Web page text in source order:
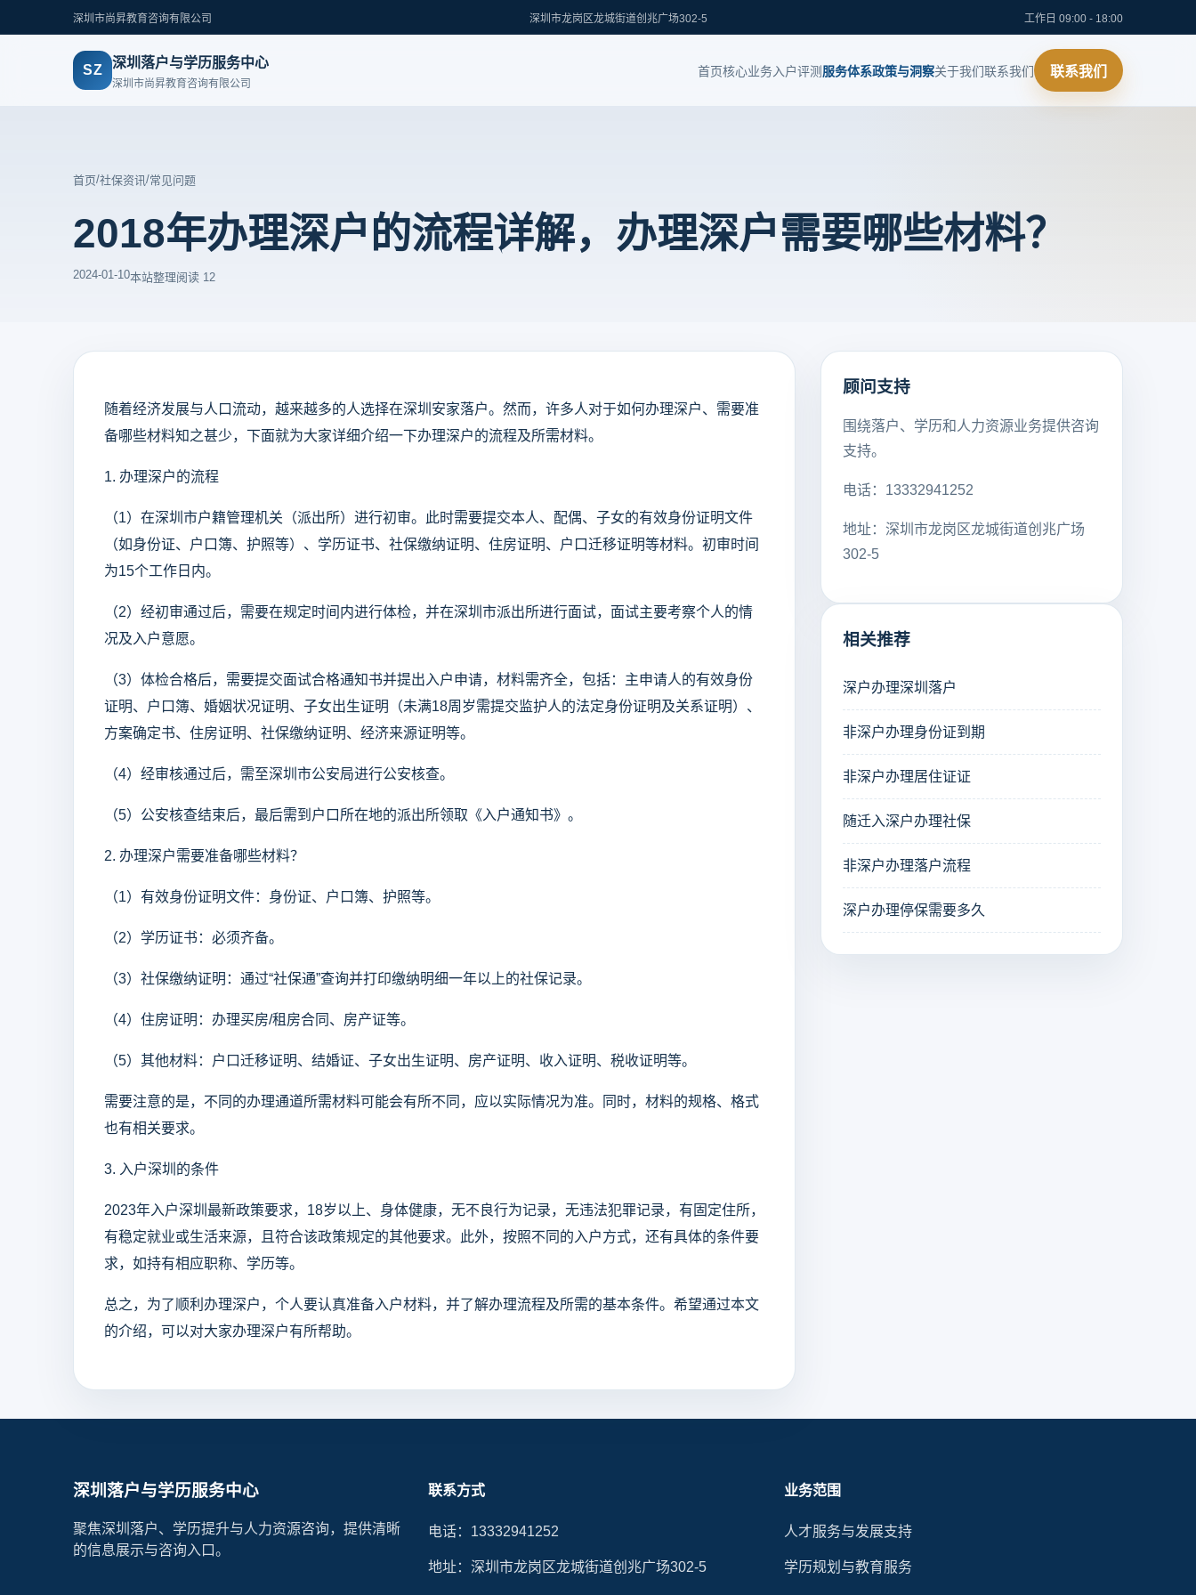
深圳市尚昇教育咨询有限公司 深圳市龙岗区龙城街道创兆广场302-5 工作日 09:00 - 18:00
SZ 深圳落户与学历服务中心
深圳市尚昇教育咨询有限公司
首页核心业务入户评测 服务体系政策与洞察关于我们联系我们 联系我们
首页/社保资讯/常见问题
2018年办理深户的流程详解，办理深户需要哪些材料？
2024-01-10本站整理阅读 12
随着经济发展与人口流动，越来越多的人选择在深圳安家落户。然而，许多人对于如何办理深户、需要准
备哪些材料知之甚少，下面就为大家详细介绍一下办理深户的流程及所需材料。
1. 办理深户的流程
（1）在深圳市户籍管理机关（派出所）进行初审。此时需要提交本人、配偶、子女的有效身份证明文件
（如身份证、户口簿、护照等）、学历证书、社保缴纳证明、住房证明、户口迁移证明等材料。初审时间
为15个工作日内。
（2）经初审通过后，需要在规定时间内进行体检，并在深圳市派出所进行面试，面试主要考察个人的情
况及入户意愿。
（3）体检合格后，需要提交面试合格通知书并提出入户申请，材料需齐全，包括：主申请人的有效身份
证明、户口簿、婚姻状况证明、子女出生证明（未满18周岁需提交监护人的法定身份证明及关系证明）、
方案确定书、住房证明、社保缴纳证明、经济来源证明等。
（4）经审核通过后，需至深圳市公安局进行公安核查。
（5）公安核查结束后，最后需到户口所在地的派出所领取《入户通知书》。
2. 办理深户需要准备哪些材料？
（1）有效身份证明文件：身份证、户口簿、护照等。
（2）学历证书：必须齐备。
（3）社保缴纳证明：通过“社保通”查询并打印缴纳明细一年以上的社保记录。
（4）住房证明：办理买房/租房合同、房产证等。
（5）其他材料：户口迁移证明、结婚证、子女出生证明、房产证明、收入证明、税收证明等。
需要注意的是，不同的办理通道所需材料可能会有所不同，应以实际情况为准。同时，材料的规格、格式
也有相关要求。
3. 入户深圳的条件
2023年入户深圳最新政策要求，18岁以上、身体健康，无不良行为记录，无违法犯罪记录，有固定住所，
有稳定就业或生活来源，且符合该政策规定的其他要求。此外，按照不同的入户方式，还有具体的条件要
求，如持有相应职称、学历等。
总之，为了顺利办理深户，个人要认真准备入户材料，并了解办理流程及所需的基本条件。希望通过本文
的介绍，可以对大家办理深户有所帮助。
顾问支持
围绕落户、学历和人力资源业务提供咨询
支持。
电话：13332941252
地址：深圳市龙岗区龙城街道创兆广场
302-5
相关推荐
深户办理深圳落户
非深户办理身份证到期
非深户办理居住证证
随迁入深户办理社保
非深户办理落户流程
深户办理停保需要多久
深圳落户与学历服务中心
聚焦深圳落户、学历提升与人力资源咨询，提供清晰
的信息展示与咨询入口。
联系方式
电话：13332941252
地址：深圳市龙岗区龙城街道创兆广场302-5
业务范围
人才服务与发展支持
学历规划与教育服务